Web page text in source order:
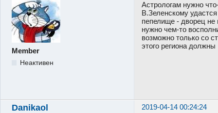
Member
Неактивен
Астрологам нужно
В.Зеленскому
пепелище - дворец не
нужно чем-то
возможно только со
этого региона
Danikaol 2019-04-14 00:24:24